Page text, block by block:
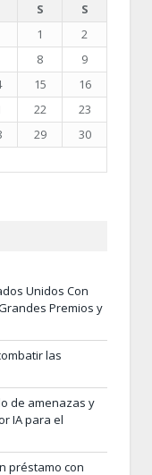
S
S
1
2
8
9
15
16
22
23
29
30
Unidos Con
Premios y
las
de amenazas y
IA para el
préstamo con